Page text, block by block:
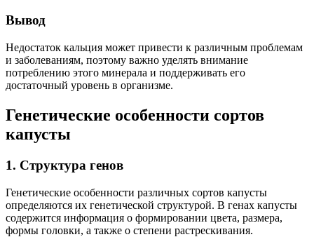
Вывод
Недостаток кальция может привести к различным проблемам
и заболеваниям, поэтому важно уделять внимание
потреблению этого минерала и поддерживать его
достаточный уровень в организме.
Генетические особенности сортов
капусты
1. Структура генов
Генетические особенности различных сортов капусты
определяются их генетической структурой. В генах капусты
содержится информация о формировании цвета, размера,
формы головки, а также о степени растрескивания.